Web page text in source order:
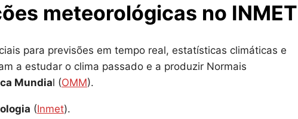
meteorológicas no INMET
para previsões em tempo real, estatísticas climáticas e
a estudar o clima passado e a produzir Normais
Mundial (OMM).
(Inmet).